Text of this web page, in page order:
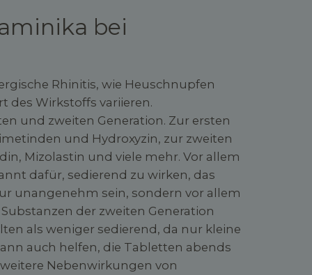
bei
Rhinitis, wie Heuschnupfen
des Wirkstoffs variieren.
und zweiten Generation. Zur ersten
und Hydroxyzin, zur zweiten
Mizolastin und viele mehr. Vor allem
dafür, sedierend zu wirken, das
unangenehm sein, sondern vor allem
der zweiten Generation
als weniger sedierend, da nur kleine
auch helfen, die Tabletten abends
Nebenwirkungen von